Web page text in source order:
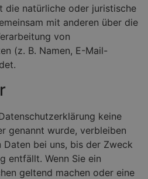
die natürliche oder juristische
mit anderen über die
von
(z. B. Namen, E-Mail-
keine
genannt wurde, verbleiben
Daten bei uns, bis der Zweck
entfällt. Wenn Sie ein
geltend machen oder eine